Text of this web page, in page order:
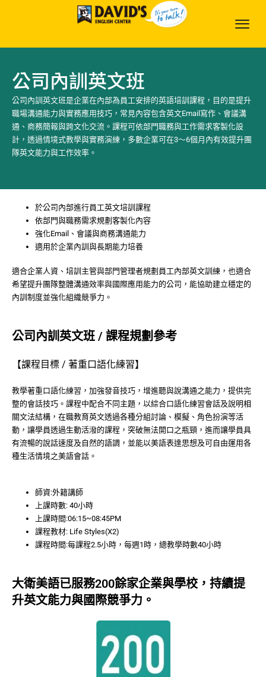
公司內訓英文班
公司內訓英文班是企業在內部為員工安排的英語培訓課程，目的是提升
職場溝通能力與實務應用技巧，常見內容包含英文Email寫作、會議溝
通、商務簡報與跨文化交流。課程可依部門職務與工作需求客製化設
計，透過情境式教學與實務演練，多數企業可在3～6個月內有效提升團
隊英文能力與工作效率。
於公司內部進行員工英文培訓課程
依部門與職務需求規劃客製化內容
強化Email、會議與商務溝通能力
適用於企業內訓與長期能力培養
適合企業人資、培訓主管與部門管理者規劃員工內部英文訓練，也適合
希望提升團隊整體溝通效率與國際應用能力的公司，能協助建立穩定的
內訓制度並強化組織競爭力。
公司內訓英文班 / 課程規劃參考
【課程目標 / 著重口語化練習】
教學著重口語化練習，加強發音技巧，增進聽與說溝通之能力，提供完
整的會話技巧。課程中配合不同主題，以綜合口語化練習會話及說明相
關文法結構，在職教育英文透過各種分組討論、模擬、角色扮演等活
動，讓學員透過生動活潑的課程，突破無法開口之瓶頸，進而讓學員具
有流暢的說話速度及自然的語調，並能以美語表達思想及可自由運用各
種生活情境之美語會話。
師資:外籍講師
上課時數: 40小時
上課時間:06:15~08:45PM
課程教材: Life Styles(X2)
課程時間:每課程2.5小時，每週1時，總教學時數40小時
大衛美語已服務200餘家企業與學校，持續提
升英文能力與國際競爭力。